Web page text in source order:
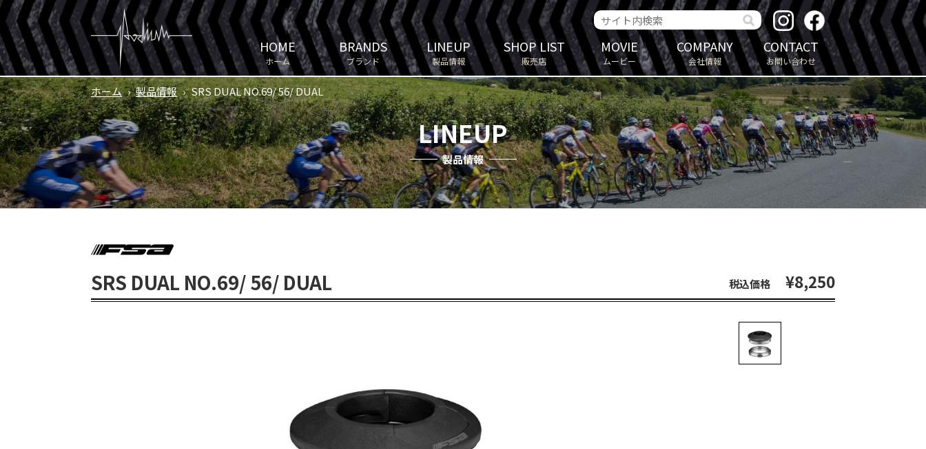
HOME
ホーム
BRANDS
ブランド
LINEUP
製品情報
SHOP LIST
販売店
MOVIE
ムービー
COMPANY
会社情報
CONTACT
お問い合わせ
ホーム › 製品情報 › SRS DUAL NO.69/ 56/ DUAL
LINEUP
製品情報
SRS DUAL NO.69/ 56/ DUAL 税込価格 ¥8,250